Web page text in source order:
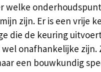
welke
zijn. Er is een vrije
die de keuring
onafhankelijke zijn.
een bouwkundig